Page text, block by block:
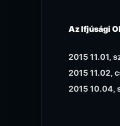
Az Ifjúsági
2015
2015 11.02,
2015 10.04,